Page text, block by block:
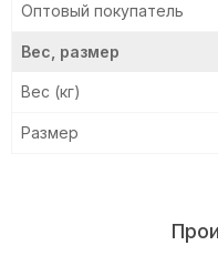
Оптовый покупатель
Вес, размер
Вес (кг)
Размер